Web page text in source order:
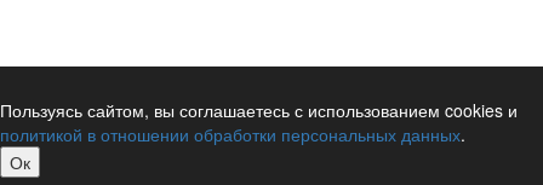
Пользуясь сайтом, вы соглашаетесь с использованием cookies и
политикой в отношении обработки персональных данных.
Ок